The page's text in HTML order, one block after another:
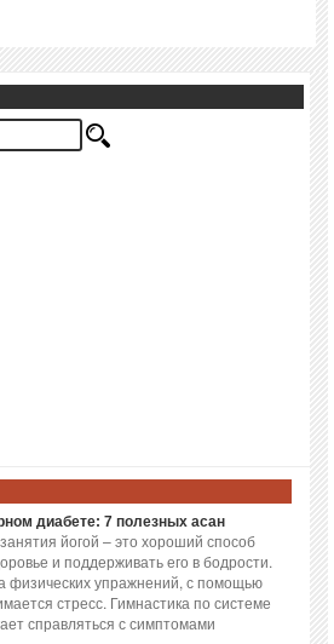
диабете: 7 полезных асан
йогой – это хороший способ
и поддерживать его в бодрости.
физических упражнений, с помощью
стресс. Гимнастика по системе
справляться с симптомами